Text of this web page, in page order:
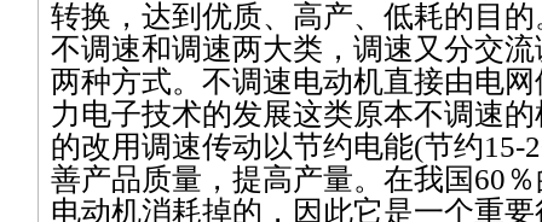
转换，达到优质、高产、低耗的目
不调速和调速两大类，调速又分交
两种方式。不调速电动机直接由电
力电子技术的发展这类原本不调速
的改用调速传动以节约电能(节约15-
善产品质量，提高产量。在我国 60
电动机消耗掉的，因此它是一个重